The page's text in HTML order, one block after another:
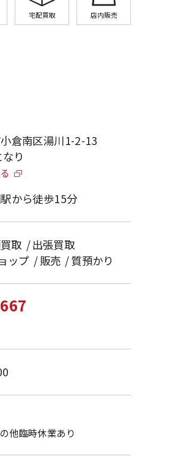
宅配買取 店内販売
倉南区湯川1-2-13
り
から徒歩15分
取
出張買取
ップ
販売 質預かり
他臨時休業あり